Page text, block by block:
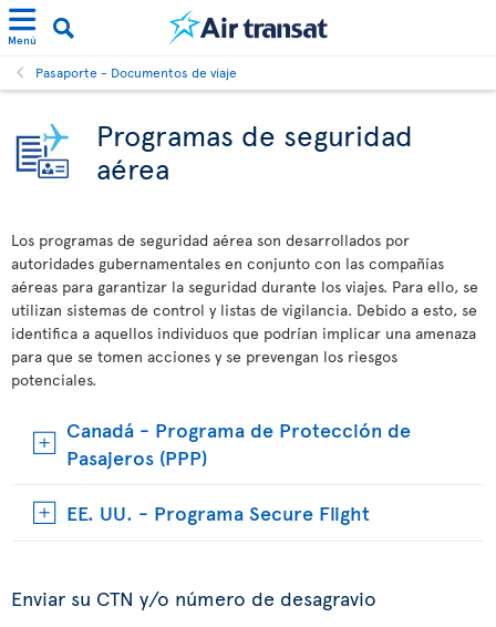
Menú
Pasaporte - Documentos de viaje
Programas de seguridad
aérea
Los programas de seguridad aérea son desarrollados por
autoridades gubernamentales en conjunto con las compañías
aéreas para garantizar la seguridad durante los viajes. Para ello, se
utilizan sistemas de control y listas de vigilancia. Debido a esto, se
identifica a aquellos individuos que podrían implicar una amenaza
para que se tomen acciones y se prevengan los riesgos
potenciales.
Canadá - Programa de Protección de
Pasajeros (PPP)
EE. UU. - Programa Secure Flight
Enviar su CTN y/o número de desagravio